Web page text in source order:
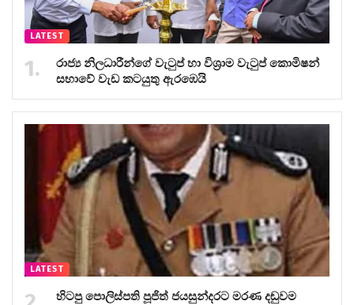
LATEST
රාජ්‍ය නිලධාරීන්ගේ වැටුප් හා විශ්‍රාම වැටුප් කොමිෂන්
සභාවේ වැඩ කටයුතු ඇරඹෙයි
LATEST
හිටපු පොලිස්පති පූජිත් ජයසුන්දරට මරණ දඬුවම